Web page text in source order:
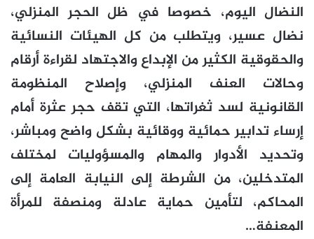
النضال اليوم، خصوصا في ظل الحجر المنزلي،
نضال عسير، ويتطلب من كل الهيئات النسائية
والحقوقية الكثير من الإبداع والاجتهاد لقراءة أرقام
وحالات العنف المنزلي، وإصلاح المنظومة
القانونية لسد ثغراتها، التي تقف حجر عثرة أمام
إرساء تدابير حمائية ووقائية بشكل واضح ومباشر،
وتحديد الأدوار والمهام والمسؤوليات لمختلف
المتدخلين، من الشرطة إلى النيابة العامة إلى
المحاكم، لتأمين حماية عادلة ومنصفة للمرأة
المعنفة…